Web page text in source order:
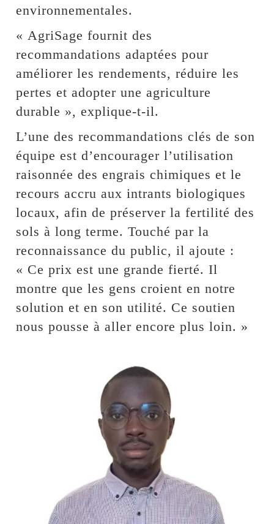
environnementales.
« AgriSage fournit des
recommandations adaptées pour
améliorer les rendements, réduire les
pertes et adopter une agriculture
durable », explique-t-il.
L’une des recommandations clés de son
équipe est d’encourager l’utilisation
raisonnée des engrais chimiques et le
recours accru aux intrants biologiques
locaux, afin de préserver la fertilité des
sols à long terme. Touché par la
reconnaissance du public, il ajoute :
« Ce prix est une grande fierté. Il
montre que les gens croient en notre
solution et en son utilité. Ce soutien
nous pousse à aller encore plus loin. »